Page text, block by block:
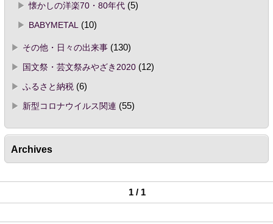
懐かしの洋楽70・80年代(5)
BABYMETAL
(10)
その他・日々の出来事(130)
国文祭・芸文祭みやざき2020(12)
ふるさと納税(6)
新型コロナウイルス関連 (55)
Archives
1 / 1